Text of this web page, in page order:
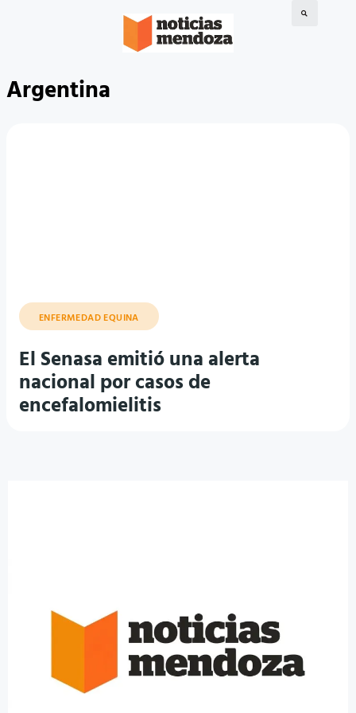
Argentina
ENFERMEDAD EQUINA
El Senasa emitió una alerta
nacional por casos de
encefalomielitis